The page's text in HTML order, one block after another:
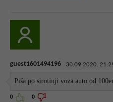
guest1601494196 30.09.2020.
Piša po sirotinji voza auto od
0 0